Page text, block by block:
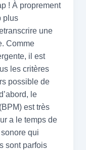
! À proprement
plus
une
Comme
il est
les critères
possible de
le
est très
a le temps de
qui
sont parfois